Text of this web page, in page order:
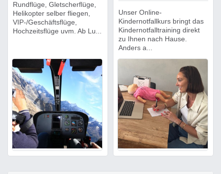
Rundflüge, Gletscherflüge,
Helikopter selber fliegen,
VIP-/Geschäftsflüge,
Hochzeitsflüge uvm. Ab Lu...
Unser Online-
Kindernotfallkurs bringt das
Kindernotfalltraining direkt
zu Ihnen nach Hause.
Anders a...